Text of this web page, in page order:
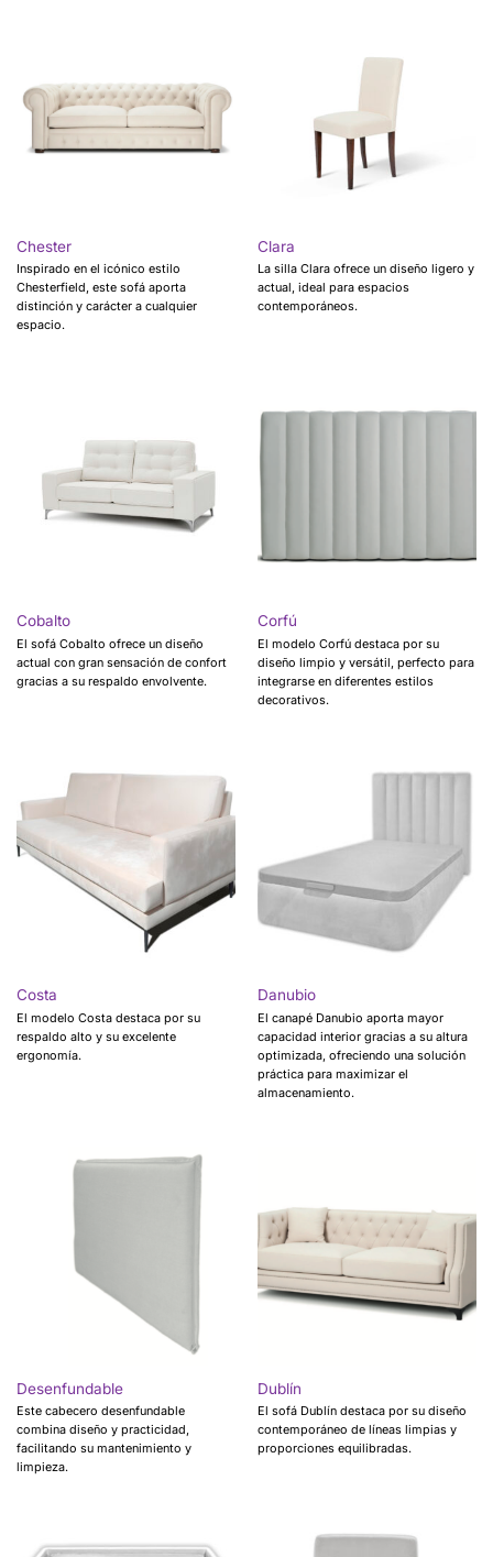
Chester
Inspirado en el icónico estilo
Chesterfield, este sofá aporta
distinción y carácter a cualquier
espacio.
Clara
La silla Clara ofrece un diseño ligero y
actual, ideal para espacios
contemporáneos.
Cobalto
El sofá Cobalto ofrece un diseño
actual con gran sensación de confort
gracias a su respaldo envolvente.
Corfú
El modelo Corfú destaca por su
diseño limpio y versátil, perfecto para
integrarse en diferentes estilos
decorativos.
Costa
El modelo Costa destaca por su
respaldo alto y su excelente
ergonomía.
Danubio
El canapé Danubio aporta mayor
capacidad interior gracias a su altura
optimizada, ofreciendo una solución
práctica para maximizar el
almacenamiento.
Desenfundable
Este cabecero desenfundable
combina diseño y practicidad,
facilitando su mantenimiento y
limpieza.
Dublín
El sofá Dublín destaca por su diseño
contemporáneo de líneas limpias y
proporciones equilibradas.